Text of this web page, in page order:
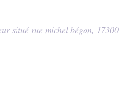
situé rue michel bégon, 17300